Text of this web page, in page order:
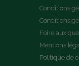
Conditions
Conditions
Foire aux
Mentions
Politique de